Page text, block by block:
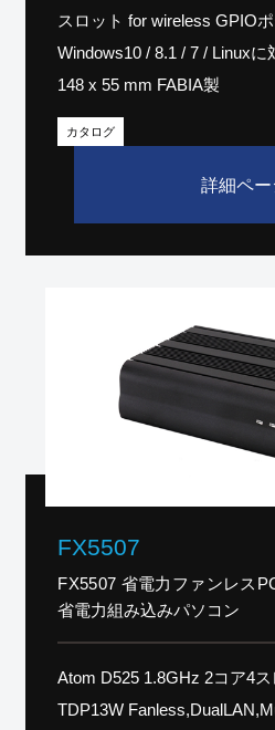
スロット for wireless GPIO
Windows10 / 8.1 / 7 / Linux
148 x 55 mm FABIA製
カタログ
詳細ペ
FX5507
FX5507 省電力ファンレス
省電力組み込みパソコン
Atom D525 1.8GHz 2コア4
TDP13W